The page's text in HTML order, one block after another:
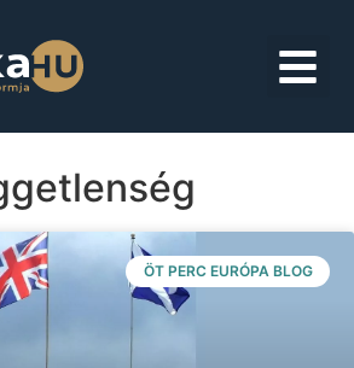
ÖT PERC EURÓPA BLOG